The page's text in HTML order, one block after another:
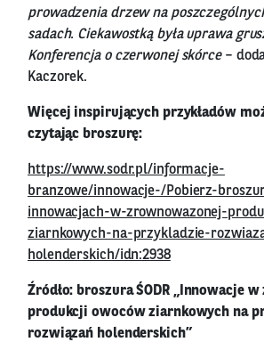
prowadzenia drzew na
sadach. Ciekawostką była uprawa
Konferencja o czerwonej skórce–
Kaczorek.
Więcej inspirujących przykładów
czytając broszurę:
https://www.sodr.pl/informacje-
branzowe/innowacje-/Pobierz-
innowacjach-w-zrownowazonej-
ziarnkowych-na-przykladzie-
holenderskich/idn:2938
Źródło: broszura ŚODR „Innowacje
produkcji owoców ziarnkowych na
rozwiązań holenderskich”